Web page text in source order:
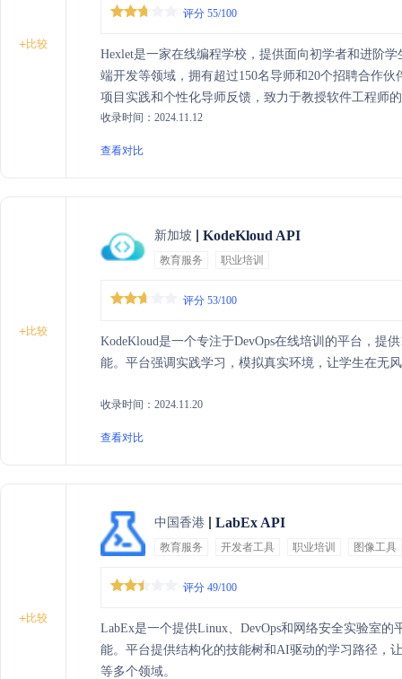
+比较
评分 55/100
Hexlet是一家在线编程学校，提供面向初学者和进阶
端开发等领域，拥有超过150名导师和20个招聘合作
项目实践和个性化导师反馈，致力于教授软件工程师
收录时间：2024.11.12
查看对比
+比较
新加坡 KodeKloud API
教育服务 职业培训
评分 53/100
KodeKloud是一个专注于DevOps在线培训的平台，提
能。平台强调实践学习，模拟真实环境，让学生在无
收录时间：2024.11.20
查看对比
+比较
中国香港 LabEx API
教育服务 开发者工具 职业培训 图像工具
评分 49/100
LabEx是一个提供Linux、DevOps和网络安全实验室
能。平台提供结构化的技能树和AI驱动的学习路径，
等多个领域。